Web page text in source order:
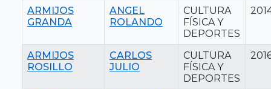
ARMIJOS
GRANDA
ANGEL
ROLANDO
CULTURA
FÍSICA Y
DEPORTES
ARMIJOS
ROSILLO
CARLOS
JULIO
CULTURA
FÍSICA Y
DEPORTES